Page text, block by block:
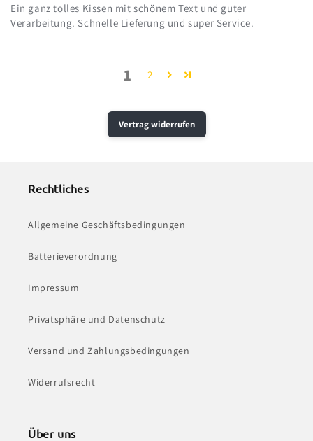
Ein ganz tolles Kissen mit schönem Text und guter
Verarbeitung. Schnelle Lieferung und super Service.
1 2
Vertrag widerrufen
Rechtliches
Allgemeine Geschäftsbedingungen
Batterieverordnung
Impressum
Privatsphäre und Datenschutz
Versand und Zahlungsbedingungen
Widerrufsrecht
Über uns